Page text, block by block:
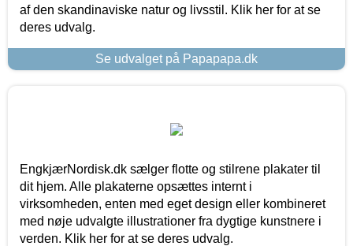
af den skandinaviske natur og livsstil. Klik her for at se
deres udvalg.
Se udvalget på Papapapa.dk
EngkjærNordisk.dk sælger flotte og stilrene plakater til
dit hjem. Alle plakaterne opsættes internt i
virksomheden, enten med eget design eller kombineret
med nøje udvalgte illustrationer fra dygtige kunstnere i
verden. Klik her for at se deres udvalg.